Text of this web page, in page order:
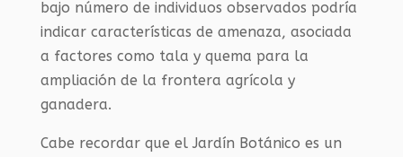
bajo número de individuos observados podría
indicar características de amenaza, asociada
a factores como tala y quema para la
ampliación de la frontera agrícola y
ganadera.
Cabe recordar que el Jardín Botánico es un